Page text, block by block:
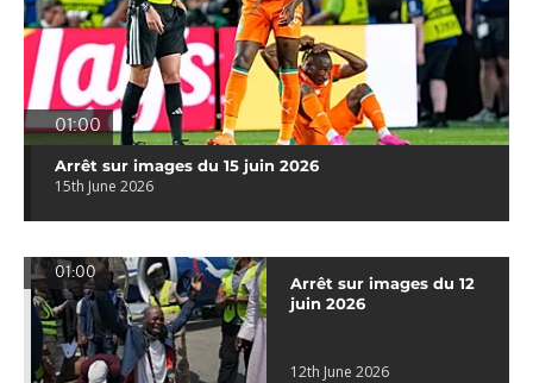
01:00
Arrêt sur images du 15 juin 2026
15th June 2026
01:00
Arrêt sur images du 12
juin 2026
12th June 2026